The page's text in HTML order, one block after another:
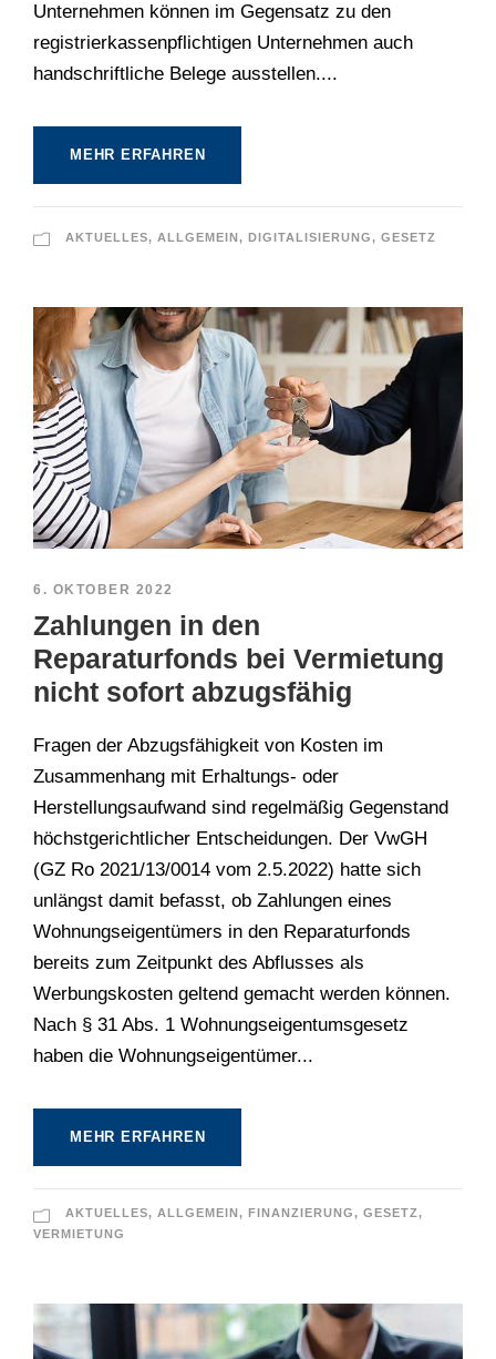
Unternehmen können im Gegensatz zu den
registrierkassenpflichtigen Unternehmen auch
handschriftliche Belege ausstellen....
MEHR ERFAHREN
AKTUELLES, ALLGEMEIN , DIGITALISIERUNG, GESETZ
6. OKTOBER 2022
Zahlungen in den
Reparaturfonds bei Vermietung
nicht sofort abzugsfähig
Fragen der Abzugsfähigkeit von Kosten im
Zusammenhang mit Erhaltungs- oder
Herstellungsaufwand sind regelmäßig Gegenstand
höchstgerichtlicher Entscheidungen. Der VwGH
(GZ Ro 2021/13/0014 vom 2.5.2022) hatte sich
unlängst damit befasst, ob Zahlungen eines
Wohnungseigentümers in den Reparaturfonds
bereits zum Zeitpunkt des Abflusses als
Werbungskosten geltend gemacht werden können.
Nach § 31 Abs. 1 Wohnungseigentumsgesetz
haben die Wohnungseigentümer...
MEHR ERFAHREN
AKTUELLES, ALLGEMEIN , FINANZIERUNG, GESETZ,
VERMIETUNG